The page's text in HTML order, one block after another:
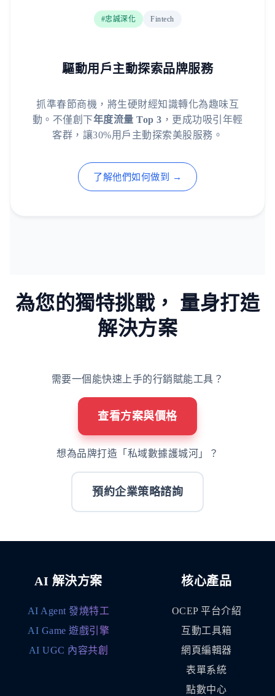
#忠誠深化 Fintech
驅動用戶主動探索品牌服務
抓準春節商機，將生硬財經知識轉化為趣味互
動。不僅創下年度流量 Top 3 ，更成功吸引年輕
客群，讓30%用戶主動探索美股服務。
了解他們如何做到 →
為您的獨特挑戰， 量身打造
解決方案
需要一個能快速上手的行銷賦能工具？
查看方案與價格
想為品牌打造「私域數據護城河」？
預約企業策略諮詢
AI 解決方案
AI Agent 發燒特工
AI Game 遊戲引擎
AI UGC 內容共創
核心產品
OCEP 平台介紹
互動工具箱
網頁編輯器
表單系統
點數中心